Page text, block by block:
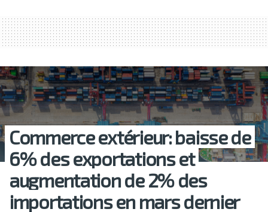
Commerce extérieur: baisse de
6% des exportations et
augmentation de 2% des
importations en mars dernier